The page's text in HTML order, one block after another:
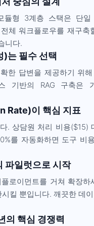
듈형 3계층 스택은 단일
체 워크플로우를 재구축
니다.
)는 필수 선택
한 답변을 제공하기 위
기반의 RAG 구축은
Rate)이 핵심 지표
. 상담원 처리 비용($15)
를 자동화하면 도구 비
파일럿으로 시작
로이먼트를 거쳐 확장하
킬 뿐입니다. 깨끗한 데
의 핵심 경쟁력